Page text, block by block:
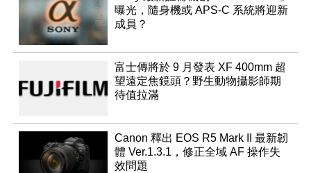
曝光，隨身機或 APS-C 系統將迎新
成員？
富士傳將於 9 月發表 XF 400mm 超
望遠定焦鏡頭？野生動物攝影師期
待值拉滿
Canon 釋出 EOS R5 Mark II 最新韌
體 Ver.1.3.1，修正全域 AF 操作失
效問題